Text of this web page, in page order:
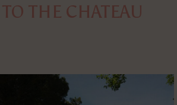
THE CHATEAU